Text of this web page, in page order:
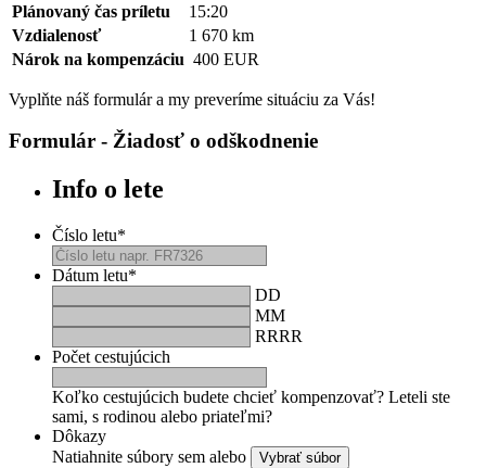
Plánovaný čas príletu
15:20
Vzdialenosť
1 670 km
Nárok na kompenzáciu 400 EUR
Vyplňte náš formulár a my preveríme situáciu za Vás!
Formulár - Žiadosť o odškodnenie
Info o lete
Číslo letu*
Dátum letu*
DD
MM
RRRR
Počet cestujúcich
Koľko cestujúcich budete chcieť kompenzovať? Leteli ste
sami, s rodinou alebo priateľmi?
Dôkazy
Natiahnite súbory sem alebo